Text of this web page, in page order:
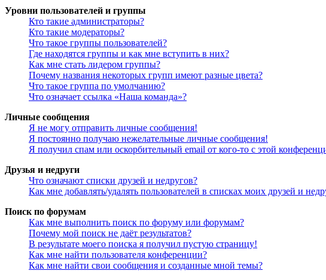
Уровни пользователей и группы
Кто такие администраторы?
Кто такие модераторы?
Что такое группы пользователей?
Где находятся группы и как мне вступить в них?
Как мне стать лидером группы?
Почему названия некоторых групп имеют разные цвета?
Что такое группа по умолчанию?
Что означает ссылка «Наша команда»?
Личные сообщения
Я не могу отправить личные сообщения!
Я постоянно получаю нежелательные личные сообщения!
Я получил спам или оскорбительный email от кого-то с этой
Друзья и недруги
Что означают списки друзей и недругов?
Как мне добавлять/удалять пользователей в списках моих друзей и
Поиск по форумам
Как мне выполнить поиск по форуму или форумам?
Почему мой поиск не даёт результатов?
В результате моего поиска я получил пустую страницу!
Как мне найти пользователя конференции?
Как мне найти свои сообщения и созданные мной темы?